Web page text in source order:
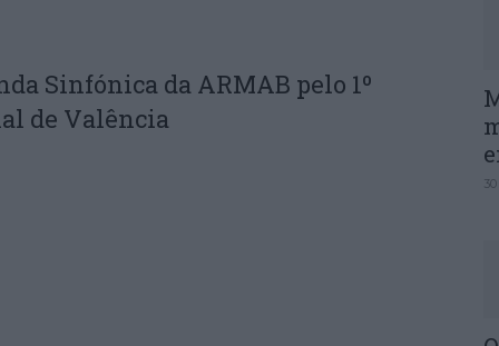
Sinfónica da ARMAB pelo 1º
de Valência